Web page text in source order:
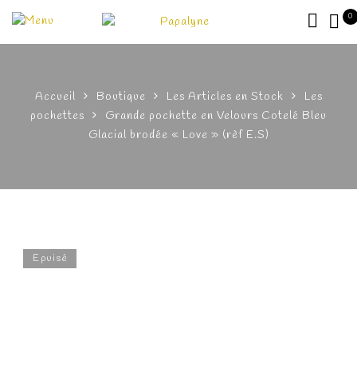
0
Accueil Boutique Les Articles en Stock
Les
pochettes
Grande pochette en Velours Cotelé Bleu
Glacial brodée « Love » (rèf E.S)
Epuisé